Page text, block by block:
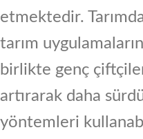
etmektedir.
tarım
birlikte genç
artırarak daha
yöntemleri